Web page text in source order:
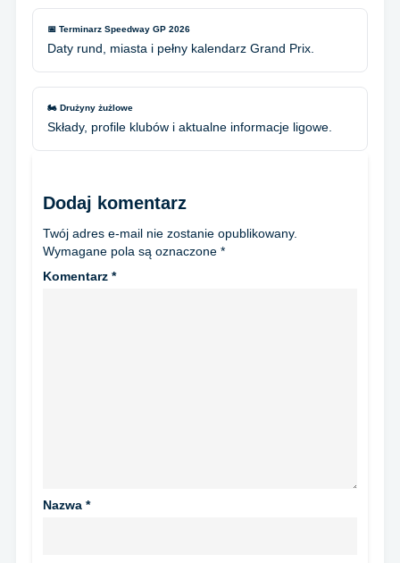
📅 Terminarz Speedway GP 2026
Daty rund, miasta i pełny kalendarz Grand Prix.
🏍️ Drużyny żużlowe
Składy, profile klubów i aktualne informacje ligowe.
Dodaj komentarz
Twój adres e-mail nie zostanie opublikowany.
Wymagane pola są oznaczone *
Komentarz *
Nazwa *